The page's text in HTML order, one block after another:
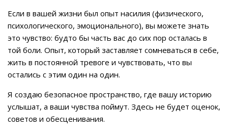
Если в вашей жизни был опыт насилия (физического,
психологического, эмоционального), вы можете знать
это чувство: будто бы часть вас до сих пор осталась в
той боли. Опыт, который заставляет сомневаться в себе,
жить в постоянной тревоге и чувствовать, что вы
остались с этим один на один.
Я создаю безопасное пространство, где вашу историю
услышат, а ваши чувства поймут. Здесь не будет оценок,
советов и обесценивания.